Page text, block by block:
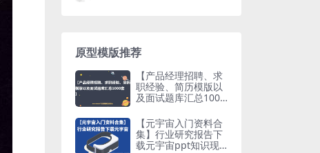
原型模版推荐
【产品经理招聘、求
职经验、简历模版以
及面试题库汇总1000
【元宇宙入门资料合
集】行业研究报告下
载元宇宙ppt知识现